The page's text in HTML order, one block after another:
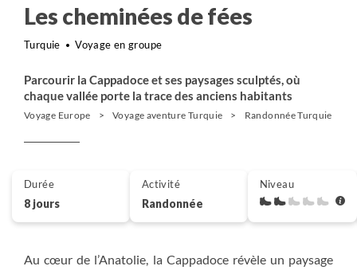
Les cheminées de fées
Turquie Voyage en groupe
Parcourir la Cappadoce et ses paysages sculptés, où
chaque vallée porte la trace des anciens habitants
Voyage Europe Voyage aventure Turquie Randonnée Turquie
Au cœur de l’Anatolie, la Cappadoce révèle un paysage
Durée
8 jours
Activité
Randonnée
Niveau